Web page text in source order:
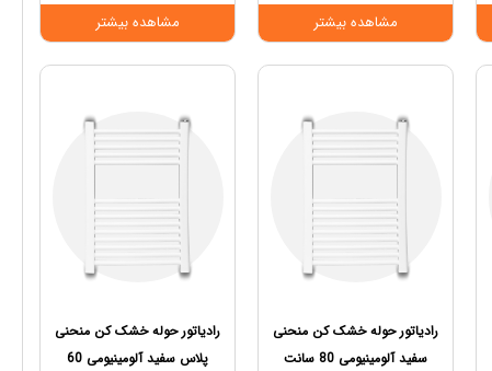
مشاهده بیشتر مشاهده بیشتر
رادیاتور حوله خشک کن منحنی
سفید آلومینیومی 80 سانت
رادیاتور حوله خشک کن منحنی
پلاس سفید آلومینیومی 60